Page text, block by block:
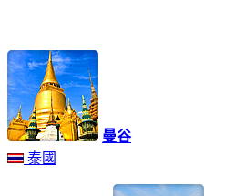
曼谷
泰國